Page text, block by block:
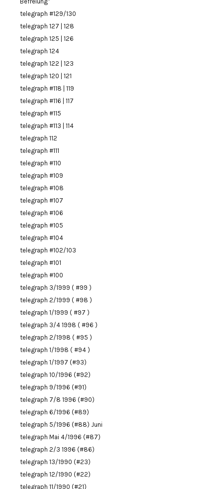
telegraph #129/130
telegraph 127 | 128
telegraph 125 | 126
telegraph 124
telegraph 122 | 123
telegraph 120 | 121
telegraph #118 | 119
telegraph #116 | 117
telegraph #115
telegraph #113 | 114
telegraph 112
telegraph #111
telegraph #110
telegraph #109
telegraph #108
telegraph #107
telegraph #106
telegraph #105
telegraph #104
telegraph #102/103
telegraph #101
telegraph #100
telegraph 3/1999 ( #99 )
telegraph 2/1999 ( #98 )
telegraph 1/1999 ( #97 )
telegraph 3/4 1998 ( #96 )
telegraph 2/1998 ( #95 )
telegraph 1/1998 ( #94 )
telegraph 1/1997 (#93)
telegraph 10/1996 (#92)
telegraph 9/1996 (#91)
telegraph 7/8 1996 (#90)
telegraph 6/1996 (#89)
telegraph 5/1996 (#88) Juni
telegraph Mai 4/1996 (#87)
telegraph 2/3 1996 (#86)
telegraph 13/1990 (#23)
telegraph 12/1990 (#22)
telegraph 11/1990 (#21)